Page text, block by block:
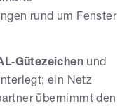
rund um Fenster
und
ein Netz
übernimmt den